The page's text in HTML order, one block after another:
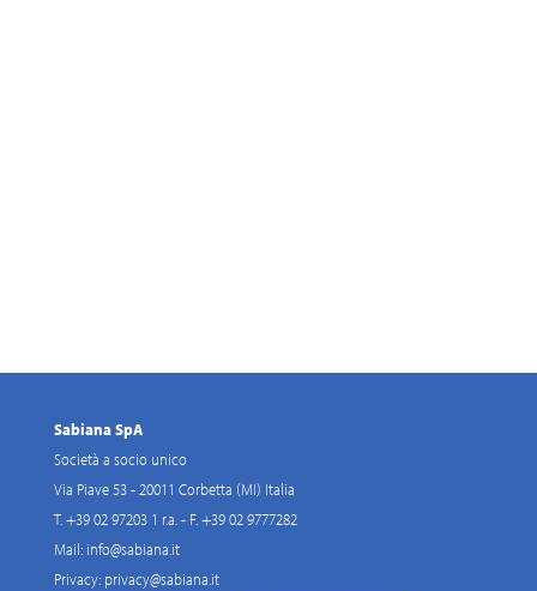
Sabiana SpA
Società a socio unico
Via Piave 53 - 20011 Corbetta (MI) Italia
T. +39 02 97203 1 r.a. - F. +39 02 9777282
Mail: info@sabiana.it
Privacy: privacy@sabiana.it